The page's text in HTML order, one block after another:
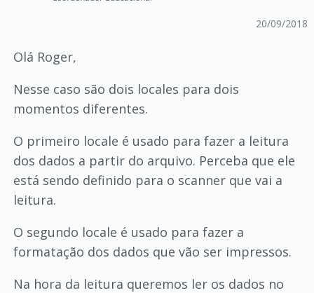
20/09/2018
Olá Roger,
Nesse caso são dois locales para dois
momentos diferentes.
O primeiro locale é usado para fazer a leitura
dos dados a partir do arquivo. Perceba que ele
está sendo definido para o scanner que vai a
leitura.
O segundo locale é usado para fazer a
formatação dos dados que vão ser impressos.
Na hora da leitura queremos ler os dados no